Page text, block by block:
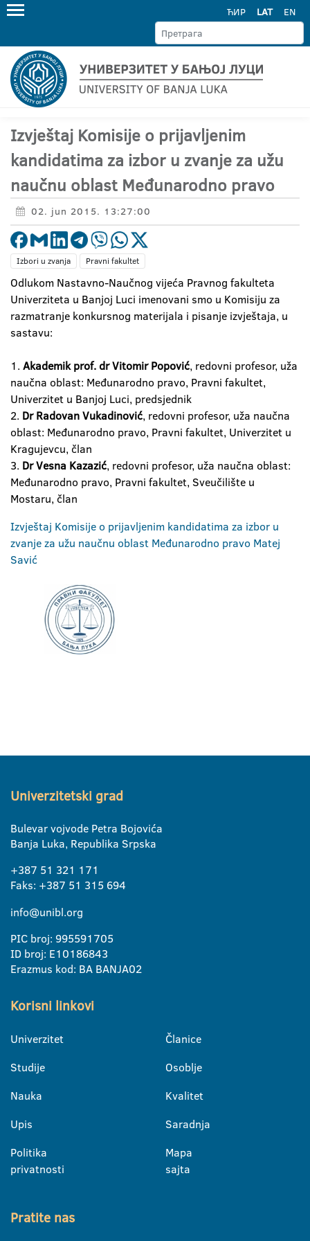
ЋИР LAT EN
Izvještaj Komisije o prijavljenim
kandidatima za izbor u zvanje za užu
naučnu oblast Međunarodno pravo
02. jun 2015. 13:27:00
Izbori u zvanja Pravni fakultet
Odlukom Nastavno-Naučnog vijeća Pravnog fakulteta
Univerziteta u Banjoj Luci imenovani smo u Komisiju za
razmatranje konkursnog materijala i pisanje izvještaja, u
sastavu:
1. Akademik prof. dr Vitomir Popović, redovni profesor, uža
naučna oblast: Međunarodno pravo, Pravni fakultet,
Univerzitet u Banjoj Luci, predsjednik
2. Dr Radovan Vukadinović, redovni profesor, uža naučna
oblast: Međunarodno pravo, Pravni fakultet, Univerzitet u
Kragujevcu, član
3. Dr Vesna Kazazić, redovni profesor, uža naučna oblast:
Međunarodno pravo, Pravni fakultet, Sveučilište u
Mostaru, član
Izvještaj Komisije o prijavljenim kandidatima za izbor u
zvanje za užu naučnu oblast Međunarodno pravo Matej
Savić
Univerzitetski grad
Bulevar vojvode Petra Bojovića
Banja Luka, Republika Srpska
+387 51 321 171
Faks: +387 51 315 694
info@unibl.org
PIC broj: 995591705
ID broj: E10186843
Erazmus kod: BA BANJA02
Korisni linkovi
Univerzitet
Studije
Nauka
Upis
Politika
privatnosti
Članice
Osoblje
Kvalitet
Saradnja
Mapa
sajta
Pratite nas